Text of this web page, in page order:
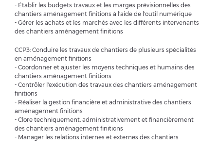
- Établir les budgets travaux et les marges prévisionnelles des
chantiers aménagement finitions à l'aide de l'outil numérique
- Gérer les achats et les marchés avec les différents intervenants
des chantiers aménagement finitions
CCP3: Conduire les travaux de chantiers de plusieurs spécialités
en aménagement finitions
- Coordonner et ajuster les moyens techniques et humains des
chantiers aménagement finitions
- Contrôler l'exécution des travaux des chantiers aménagement
finitions
- Réaliser la gestion financière et administrative des chantiers
aménagement finitions
- Clore techniquement, administrativement et financièrement
des chantiers aménagement finitions
- Manager les relations internes et externes des chantiers